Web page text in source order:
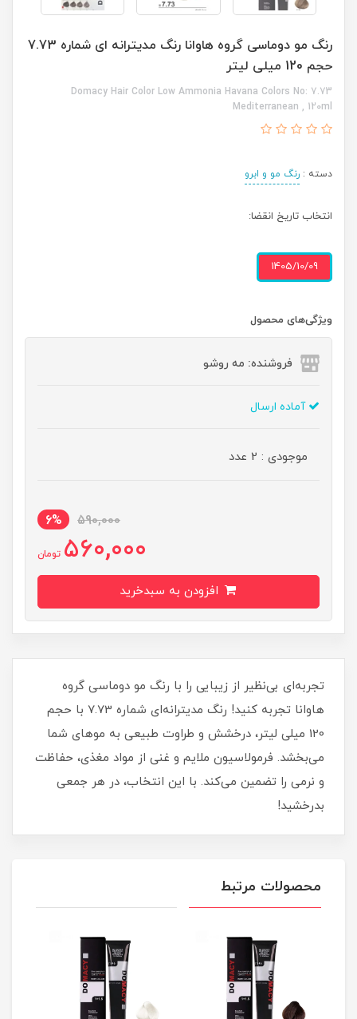
رنگ مو دوماسی گروه هاوانا رنگ مدیترانه ای شماره 7.73
حجم 120 میلی لیتر
Domacy Hair Color Low Ammonia Havana Colors No: 7.73
Mediterranean , 120ml
دسته : رنگ مو و ابرو
انتخاب تاریخ انقضا:
1405/10/09
ویژگی‌های محصول
فروشنده: مه رو‌شو
آماده ارسال
موجودی : 2 عدد
590,000
6%
560,000 تومان
تجربه‌ای بی‌نظیر از زیبایی را با رنگ مو دوماسی گروه
هاوانا تجربه کنید! رنگ مدیترانه‌ای شماره 7.73 با حجم
120 میلی‌ لیتر، درخشش و طراوت طبیعی به موهای شما
می‌بخشد. فرمولاسیون ملایم و غنی از مواد مغذی، حفاظت
و نرمی را تضمین می‌کند. با این انتخاب، در هر جمعی
بدرخشید!
محصولات مرتبط